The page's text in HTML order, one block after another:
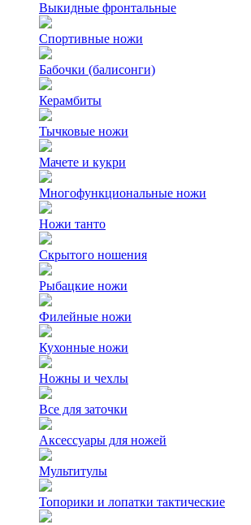
Выкидные фронтальные
Спортивные ножи
Бабочки (балисонги)
Керамбиты
Тычковые ножи
Мачете и кукри
Многофункциональные ножи
Ножи танто
Скрытого ношения
Рыбацкие ножи
Филейные ножи
Кухонные ножи
Ножны и чехлы
Все для заточки
Аксессуары для ножей
Мультитулы
Топорики и лопатки тактические